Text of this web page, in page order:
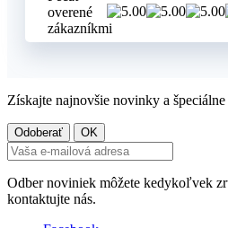
Získajte najnovšie novinky a
Odber noviniek môžete kedykoľvek
kontaktujte nás.